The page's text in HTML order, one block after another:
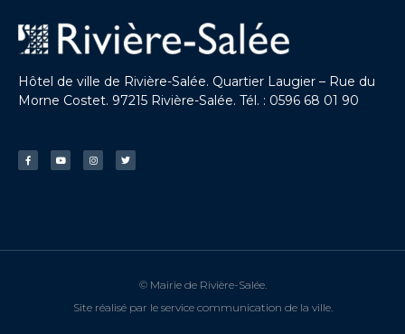
Hôtel de ville de Rivière-Salée. Quartier Laugier – Rue du
Morne Costet. 97215 Rivière-Salée. Tél. : 0596 68 01 90
© Mairie de Rivière-Salée.
Site réalisé par le service communication de la ville.